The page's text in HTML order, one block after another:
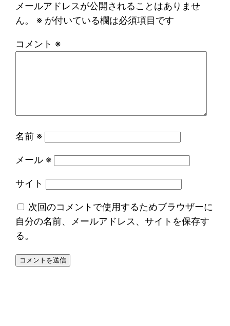
メールアドレスが公開されることはありませ
ん。
※ が付いている欄は必須項目です
コメント ※
名前 ※
メール ※
サイト
次回のコメントで使用するためブラウザーに
自分の名前、メールアドレス、サイトを保存す
る。